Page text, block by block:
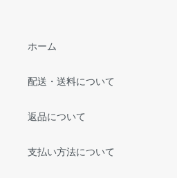
ホーム
配送・送料について
返品について
支払い方法について